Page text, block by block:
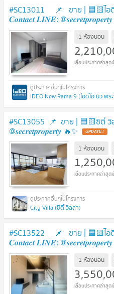
#SC13011 📌 ขาย | 🟦🟨ไอดี
𝑪𝒐𝒏𝒕𝒂𝒄𝒕 𝑳𝑰𝑵𝑬:
1 ห้องนอน
IDEO New Rama 9 (ไอดีโอ นิว พร
#SC13055​​ ​​ 📌 ขาย | 🟦🟨ซิตี้ วิ
@𝒔𝒆𝒄𝒓𝒆𝒕𝒑𝒓𝒐𝒑𝒆𝒓𝒕𝒚 🔥✨ UPDATE !
1 ห้องนอน
City Villa (ซิตี้ วิลล่า)
#SC13522 📌 ขาย | 🟦🟨ไอดี
𝑪𝒐𝒏𝒕𝒂𝒄𝒕 𝑳𝑰𝑵𝑬:
1 ห้องนอน